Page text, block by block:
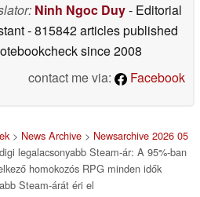
Ninh Ngoc Duy- Editorial
- 815842 articles published
since 2008
contact me via:
Facebook
> News Archive > Newsarchive 2026 05
legalacsonyabb Steam-ár: A 95%-ban
homokozós RPG minden idők
Steam-árát éri el